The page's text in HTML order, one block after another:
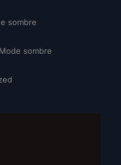
sombre
sombre